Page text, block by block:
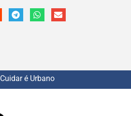
Cuidar é Urbano
A Caminho da Escola 2.0
A Caminho da Escola 2.0
A Caminho da Escola 2.0